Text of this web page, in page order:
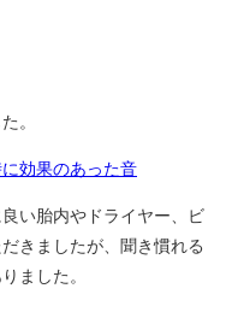
。
効果のあった音
い胎内やドライヤー、ビ
きましたが、聞き慣れる
ました。